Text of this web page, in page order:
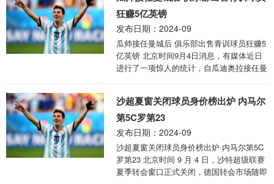
点，那就更好了，这将意味着更多。 我们
已经知道在这项赛事中走得更远有多困难，
尤其是上赛季，我们在德国的客场没有踢出
最好的表现，但我认为我们成长了，经验更
加丰富，因此我希望我们能踢出一个精彩的
赛季。这是一段很长的路，但我想我们都准
备好了。 如果球员们问我这件事，我会与
他们 ...
狂赚5亿英镑
发布日期：2024-09
瓜帅接任曼城后 俱乐部出售青训球员狂赚5
亿英镑 北京时间9月4日消息，有媒体近日
进行了一项惊人的统计，自瓜迪奥拉接任曼
领下，曼城的青训系统展现出了强大的实
力。一方面，众多优秀青训球员被出售至其
他俱乐部，为曼城带来了丰厚的经济回报。
其中，帕尔默以 4250 万镑的价格转会，扬
- 库托租借加买断总价达 2580 万镑，伊希
纳乔 2500 万镑、拉维亚 2250 万镑、迪亚
斯 2200 万镑、安吉利诺 2130 万镑、 ...
沙超夏窗关闭球员身价榜出炉 内马尔
第5C罗第23
发布日期：2024-09
沙超夏窗关闭球员身价榜出炉 内马尔第5C
罗第23 北京时间 9 月 4 日，沙特超级联赛
夏季转会窗口正式关闭，德国转会市场随即